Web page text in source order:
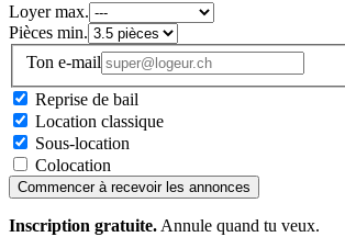
Loyer max.
Pièces min.
Ton e-mail
Reprise de bail
Location classique
Sous-location
Colocation
Commencer à recevoir les annonces
Inscription gratuite. Annule quand tu veux.